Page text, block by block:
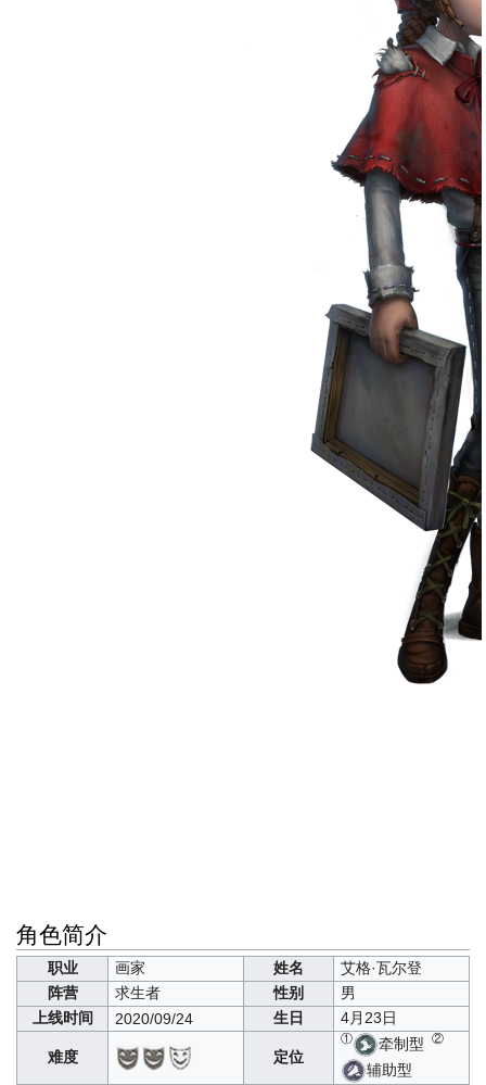
角色简介
职业 画家 姓名
艾格·瓦尔登
阵营
求生者 性别
男
上线时间
2020/09/24 生日 4月23日
难度 定位
① 牵制型 ②
辅助型